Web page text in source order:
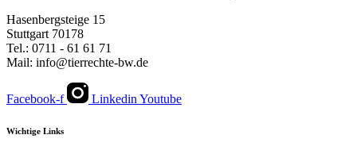
Hasenbergsteige 15
Stuttgart 70178
Tel.: 0711 - 61 61 71
Mail: info@tierrechte-bw.de
Facebook-f Linkedin Youtube
Wichtige Links